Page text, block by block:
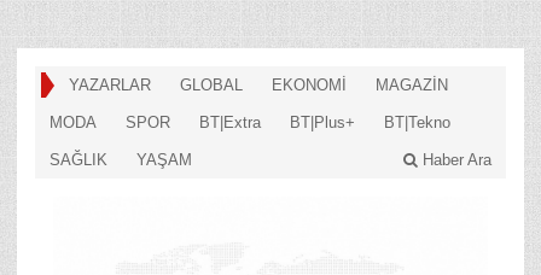
YAZARLAR GLOBAL EKONOMİ MAGAZİN
MODA SPOR BT|Extra BT|Plus+ BT|Tekno
SAĞLIK YAŞAM Haber Ara